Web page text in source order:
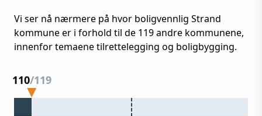
Vi ser nå nærmere på hvor boligvennlig Strand
kommune er i forhold til de 119andre kommunene,
innenfor temaene tilrettelegging og boligbygging.
110/119